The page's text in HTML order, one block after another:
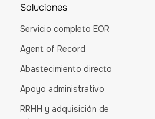
Soluciones
Servicio completo EOR
Agent of Record
Abastecimiento directo
Apoyo administrativo
RRHH y adquisición de